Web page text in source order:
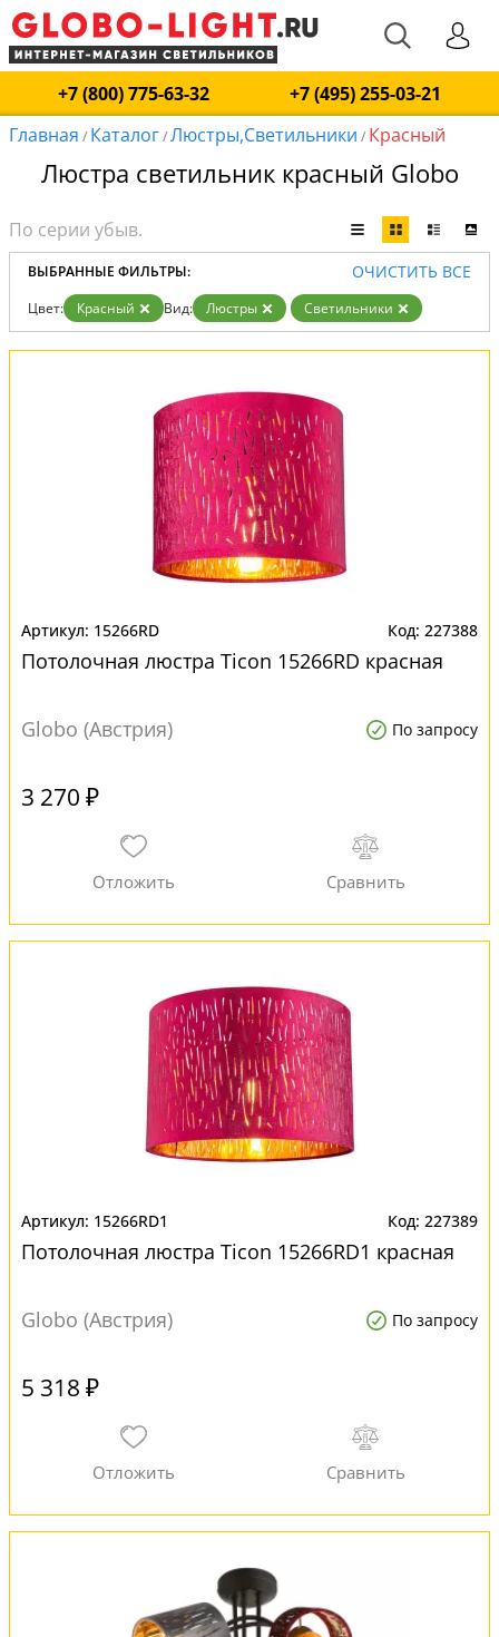
+7 (800) 775-63-32
+7 (495) 255-03-21
Главная / Каталог/Люстры,Светильники / Красный
Люстра светильник красный Globo
ВЫБРАННЫЕ ФИЛЬТРЫ: ОЧИСТИТЬ ВСЕ
Цвет: Красный Вид: Люстры Светильники
15266RD 227388
Потолочная люстра Ticon 15266RD красная
Globo (Австрия) По запросу
3 270 ₽
15266RD1 227389
Потолочная люстра Ticon 15266RD1 красная
Globo (Австрия) По запросу
5 318 ₽